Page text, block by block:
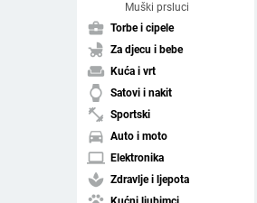
Muški prsluci
business_center Torbe i cipele
child_friendly Za djecu i bebe
weekend Kuća i vrt
watch Satovi i nakit
fitness_center Sportski
directions_car Auto i moto
laptop Elektronika
spa Zdravlje i ljepota